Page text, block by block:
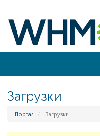
Загрузки
Портал Загрузки